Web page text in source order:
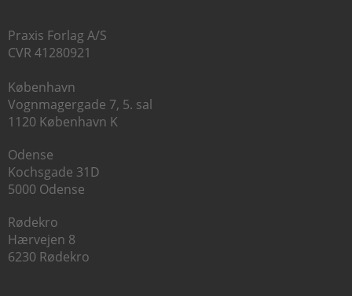
Praxis Forlag A/S
CVR 41280921
København
Vognmagergade 7, 5. sal
1120 København K
Odense
Kochsgade 31D
5000 Odense
Rødekro
Hærvejen 8
6230 Rødekro